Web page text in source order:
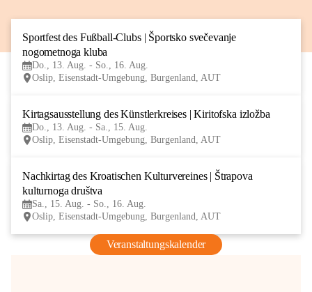
Sportfest des Fußball-Clubs | Športsko svečevanje
nogometnoga kluba
Do., 13. Aug. - So., 16. Aug.
Oslip, Eisenstadt-Umgebung, Burgenland, AUT
Kirtagsausstellung des Künstlerkreises | Kiritofska izložba
Do., 13. Aug. - Sa., 15. Aug.
Oslip, Eisenstadt-Umgebung, Burgenland, AUT
Nachkirtag des Kroatischen Kulturvereines | Štrapova
kulturnoga društva
Sa., 15. Aug. - So., 16. Aug.
Oslip, Eisenstadt-Umgebung, Burgenland, AUT
Veranstaltungskalender